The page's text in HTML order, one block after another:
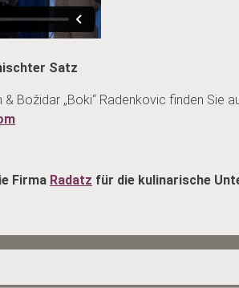
Satz
& Božidar „Boki“ Radenkovic finden Sie
Firma Radatz für die kulinarische